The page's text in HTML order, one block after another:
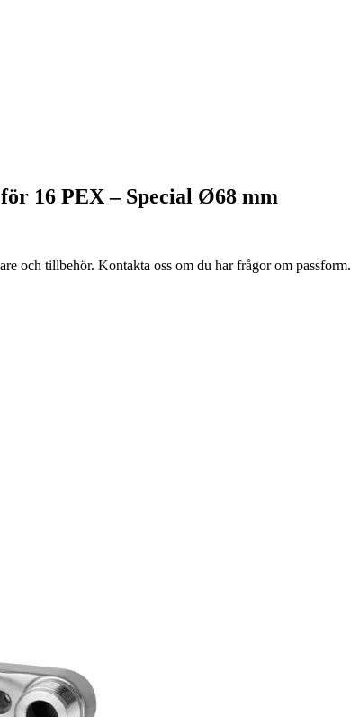
16 PEX – Special Ø68 mm
och tillbehör. Kontakta oss om du har frågor om passform.